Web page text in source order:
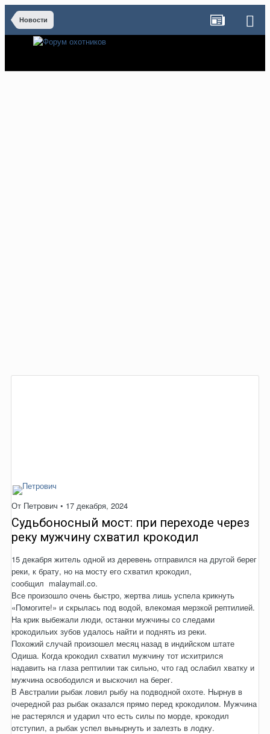
Новости
От Петрович • 17 декабря, 2024
Судьбоносный мост: при переходе через
реку мужчину схватил крокодил
15 декабря житель одной из деревень отправился на другой берег
реки, к брату, но на мосту его схватил крокодил,
сообщил malaymail.co.
Все произошло очень быстро, жертва лишь успела крикнуть
«Помогите!» и скрылась под водой, влекомая мерзкой рептилией.
На крик выбежали люди, останки мужчины со следами
крокодильих зубов удалось найти и поднять из реки.
Похожий случай произошел месяц назад в индийском штате
Одиша. Когда крокодил схватил мужчину тот исхитрился
надавить на глаза рептилии так сильно, что гад ослабил хватку и
мужчина освободился и выскочил на берег.
В Австралии рыбак ловил рыбу на подводной охоте. Нырнув в
очередной раз рыбак оказался прямо перед крокодилом. Мужчина
не растерялся и ударил что есть силы по морде, крокодил
отступил, а рыбак успел вынырнуть и залезть в лодку.